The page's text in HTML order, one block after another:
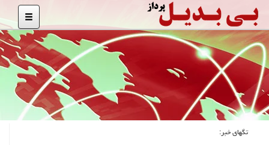
تگهای خبر: